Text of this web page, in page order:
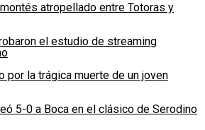
atropellado entre Totoras y
el estudio de streaming
por la trágica muerte de un joven
5-0 a Boca en el clásico de Serodino